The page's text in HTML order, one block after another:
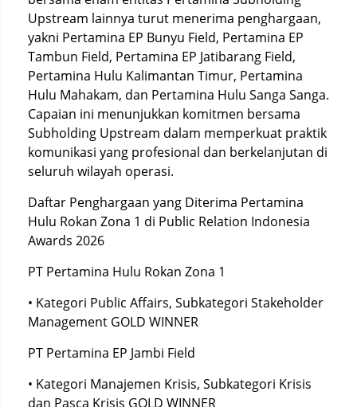
Upstream lainnya turut menerima penghargaan,
yakni Pertamina EP Bunyu Field, Pertamina EP
Tambun Field, Pertamina EP Jatibarang Field,
Pertamina Hulu Kalimantan Timur, Pertamina
Hulu Mahakam, dan Pertamina Hulu Sanga Sanga.
Capaian ini menunjukkan komitmen bersama
Subholding Upstream dalam memperkuat praktik
komunikasi yang profesional dan berkelanjutan di
seluruh wilayah operasi.
Daftar Penghargaan yang Diterima Pertamina
Hulu Rokan Zona 1 di Public Relation Indonesia
Awards 2026
PT Pertamina Hulu Rokan Zona 1
• Kategori Public Affairs, Subkategori Stakeholder
Management GOLD WINNER
PT Pertamina EP Jambi Field
• Kategori Manajemen Krisis, Subkategori Krisis
dan Pasca Krisis GOLD WINNER